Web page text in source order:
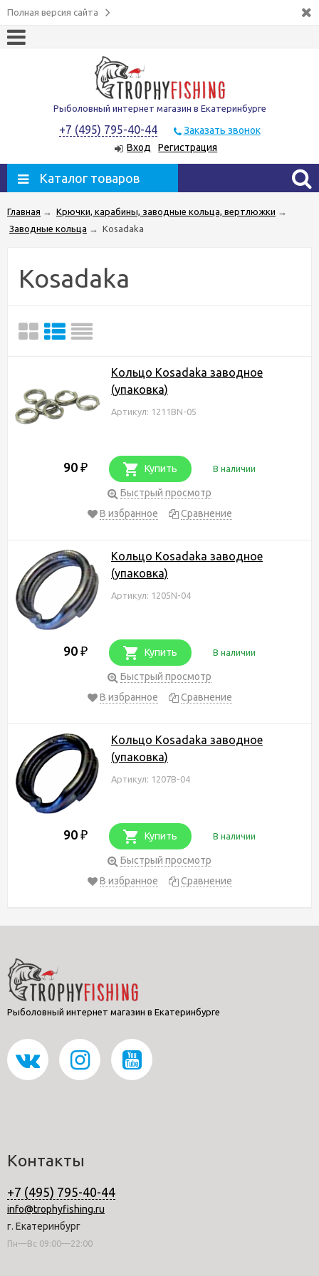
Полная версия сайта
Рыболовный интернет магазин в Екатеринбурге
+7 (495) 795-40-44
Заказать звонок
Вход
Регистрация
Каталог товаров
Главная → Крючки, карабины, заводные кольца, вертлюжки →
Заводные кольца → Kosadaka
Kosadaka
Кольцо Kosadaka заводное
(упаковка)
Артикул: 1211BN-05
90 ₽ Купить В наличии
Быстрый просмотр
В избранное
Сравнение
Кольцо Kosadaka заводное
(упаковка)
Артикул: 1205N-04
90 ₽ Купить В наличии
Быстрый просмотр
В избранное
Сравнение
Кольцо Kosadaka заводное
(упаковка)
Артикул: 1207B-04
90 ₽ Купить В наличии
Быстрый просмотр
В избранное
Сравнение
Рыболовный интернет магазин в Екатеринбурге
Контакты
+7 (495) 795-40-44
info@trophyfishing.ru
г. Екатеринбург
Пн—Вс 09:00—22:00